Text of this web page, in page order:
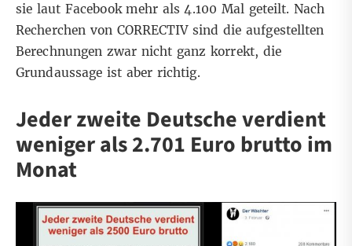
sie laut Facebook mehr als 4.100 Mal geteilt. Nach
Recherchen von CORRECTIV sind die aufgestellten
Berechnungen zwar nicht ganz korrekt, die
Grundaussage ist aber richtig.
Jeder zweite Deutsche verdient
weniger als 2.701 Euro brutto im
Monat